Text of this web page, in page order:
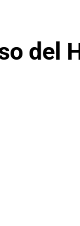
del